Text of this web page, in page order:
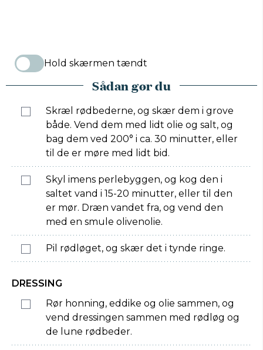
Hold skærmen tændt
Sådan gør du
Skræl rødbederne, og skær dem i grove
både. Vend dem med lidt olie og salt, og
bag dem ved 200° i ca. 30 minutter, eller
til de er møre med lidt bid.
Skyl imens perlebyggen, og kog den i
saltet vand i 15-20 minutter, eller til den
er mør. Dræn vandet fra, og vend den
med en smule olivenolie.
Pil rødløget, og skær det i tynde ringe.
DRESSING
Rør honning, eddike og olie sammen, og
vend dressingen sammen med rødløg og
de lune rødbeder.